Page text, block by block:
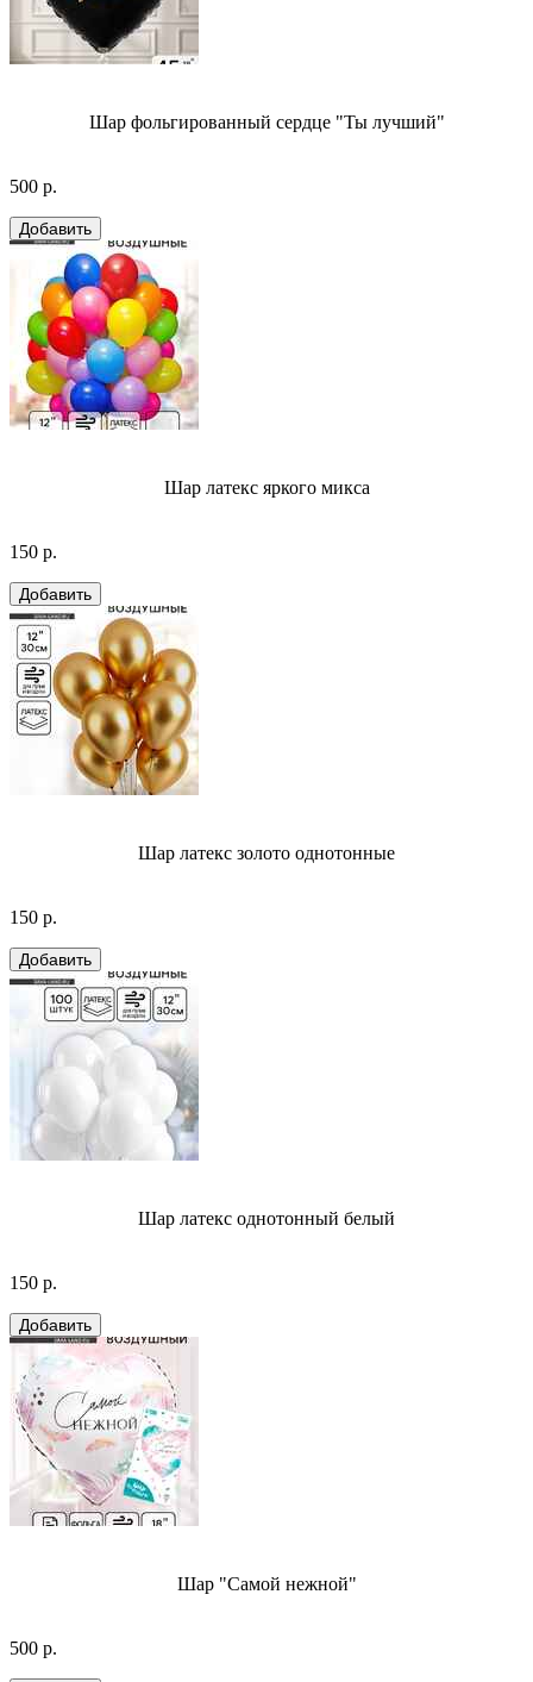
Шар фольгированный сердце "Ты лучший"
500 р.
Шар латекс яркого микса
150 р.
Шар латекс золото однотонные
150 р.
Шар латекс однотонный белый
150 р.
Шар "Самой нежной"
500 р.